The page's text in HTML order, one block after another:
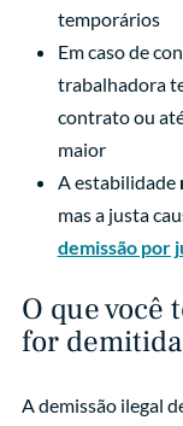
temporários
Em caso de
trabalhadora
contrato ou
maior
A estabilidade
mas a justa
demissão por
O que você
for
A demissão ilegal